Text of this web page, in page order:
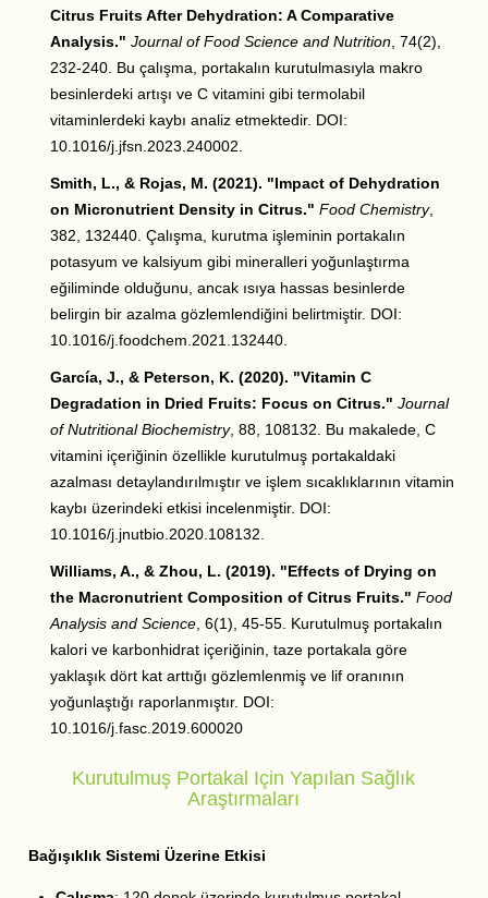
Citrus Fruits After Dehydration: A Comparative
Analysis." Journal of Food Science and Nutrition, 74(2),
232-240. Bu çalışma, portakalın kurutulmasıyla makro
besinlerdeki artışı ve C vitamini gibi termolabil
vitaminlerdeki kaybı analiz etmektedir. DOI:
10.1016/j.jfsn.2023.240002.
Smith, L., & Rojas, M. (2021). "Impact of Dehydration
on Micronutrient Density in Citrus." Food Chemistry,
382, 132440. Çalışma, kurutma işleminin portakalın
potasyum ve kalsiyum gibi mineralleri yoğunlaştırma
eğiliminde olduğunu, ancak ısıya hassas besinlerde
belirgin bir azalma gözlemlendiğini belirtmiştir. DOI:
10.1016/j.foodchem.2021.132440.
García, J., & Peterson, K. (2020). "Vitamin C
Degradation in Dried Fruits: Focus on Citrus." Journal
of Nutritional Biochemistry, 88, 108132. Bu makalede, C
vitamini içeriğinin özellikle kurutulmuş portakaldaki
azalması detaylandırılmıştır ve işlem sıcaklıklarının vitamin
kaybı üzerindeki etkisi incelenmiştir. DOI:
10.1016/j.jnutbio.2020.108132.
Williams, A., & Zhou, L. (2019). "Effects of Drying on
the Macronutrient Composition of Citrus Fruits." Food
Analysis and Science, 6(1), 45-55. Kurutulmuş portakalın
kalori ve karbonhidrat içeriğinin, taze portakala göre
yaklaşık dört kat arttığı gözlemlenmiş ve lif oranının
yoğunlaştığı raporlanmıştır. DOI:
10.1016/j.fasc.2019.600020
Kurutulmuş Portakal Için Yapılan Sağlık
Araştırmaları
Bağışıklık Sistemi Üzerine Etkisi